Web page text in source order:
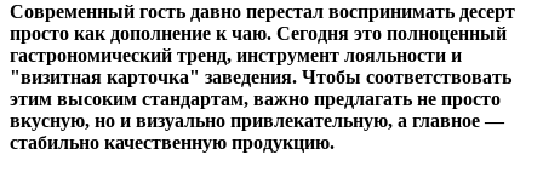
Современный гость давно перестал воспринимать десерт
просто как дополнение к чаю. Сегодня это полноценный
гастрономический тренд, инструмент лояльности и
"визитная карточка" заведения. Чтобы соответствовать
этим высоким стандартам, важно предлагать не просто
вкусную, но и визуально привлекательную, а главное —
стабильно качественную продукцию.